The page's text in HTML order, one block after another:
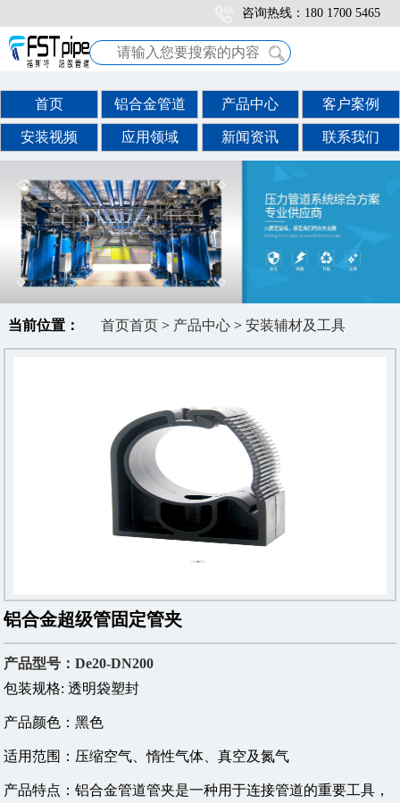
咨询热线：180 1700 5465
首页 铝合金管道 产品中心 客户案例
安装视频 应用领域 新闻资讯 联系我们
当前位置： 首页首页> 产品中心> 安装辅材及工具
铝合金超级管固定管夹
产品型号：De20-DN200
包装规格: 透明袋塑封
产品颜色：黑色
适用范围：压缩空气、惰性气体、真空及氮气
产品特点：铝合金管道管夹是一种用于连接管道的重要工具，